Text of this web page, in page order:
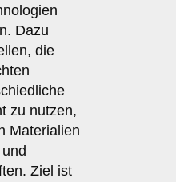
Dazu
die
zu nutzen,
Materialien
Ziel ist